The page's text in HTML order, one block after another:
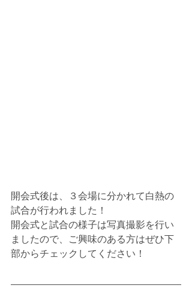
開会式後は、３会場に分かれて白熱の
試合が行われました！
開会式と試合の様子は写真撮影を行い
ましたので、ご興味のある方はぜひ下
部からチェックしてください！